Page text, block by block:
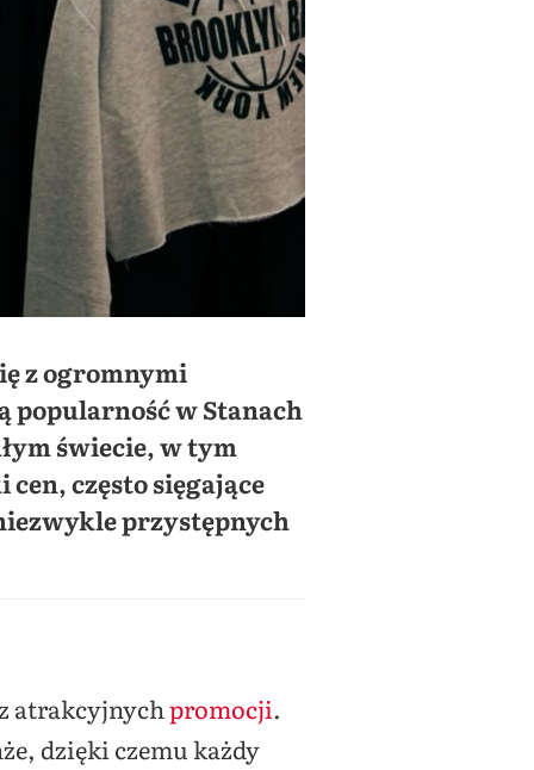
z ogromnymi
w Stanach
świecie, w tym
często sięgające
przystępnych
atrakcyjnychpromocji.
dzięki czemu każdy